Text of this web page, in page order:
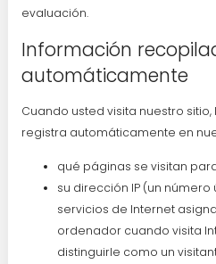
evaluación.
Información
automáticamente
Cuando usted visita nuestro
registra automáticamente en
qué páginas se visitan
su dirección IP (un
servicios de Internet
ordenador cuando visita
distinguirle como un